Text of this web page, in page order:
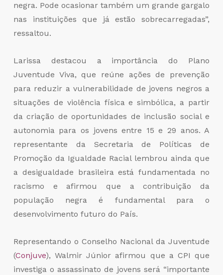
negra. Pode ocasionar também um grande gargalo
nas instituições que já estão sobrecarregadas”,
ressaltou.
Larissa destacou a importância do Plano
Juventude Viva, que reúne ações de prevenção
para reduzir a vulnerabilidade de jovens negros a
situações de violência física e simbólica, a partir
da criação de oportunidades de inclusão social e
autonomia para os jovens entre 15 e 29 anos. A
representante da Secretaria de Políticas de
Promoção da Igualdade Racial lembrou ainda que
a desigualdade brasileira está fundamentada no
racismo e afirmou que a contribuição da
população negra é fundamental para o
desenvolvimento futuro do País.
Representando o Conselho Nacional da Juventude
(Conjuve), Walmir Júnior afirmou que a CPI que
investiga o assassinato de jovens será “importante